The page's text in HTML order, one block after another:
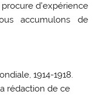
d’expérience
accumulons de
1914-1918.
rédaction de ce